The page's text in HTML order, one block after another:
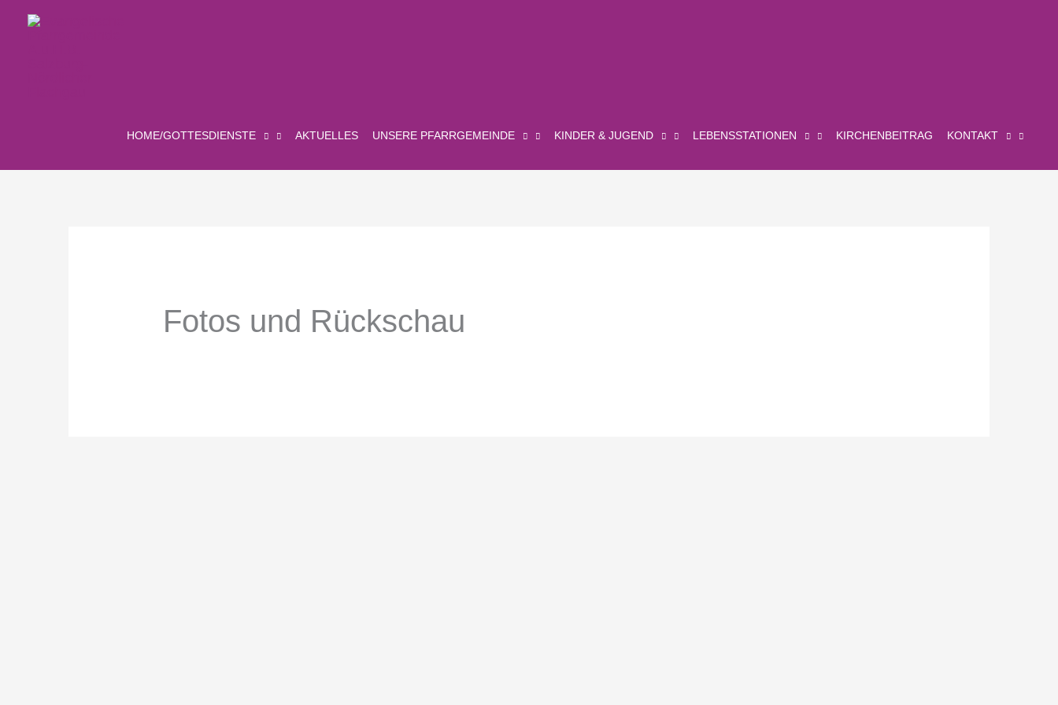
Inhalt
HOME/GOTTESDIENSTE AKTUELLES UNSERE PFARRGEMEINDE KINDER & JUGEND LEBENSSTATIONEN KIRCHENBEITRAG KONTAKT
Fotos und Rückschau